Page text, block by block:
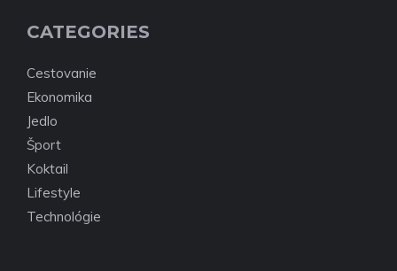
CATEGORIES
Cestovanie
Ekonomika
Jedlo
Šport
Koktail
Lifestyle
Technológie